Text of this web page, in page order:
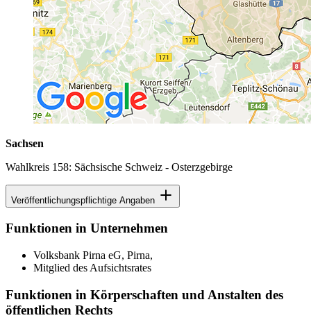
Sachsen
Wahlkreis 158: Sächsische Schweiz - Osterzgebirge
Veröffentlichungspflichtige Angaben
Funktionen in Unternehmen
Volksbank Pirna eG, Pirna,
Mitglied des Aufsichtsrates
Funktionen in Körperschaften und Anstalten des
öffentlichen Rechts